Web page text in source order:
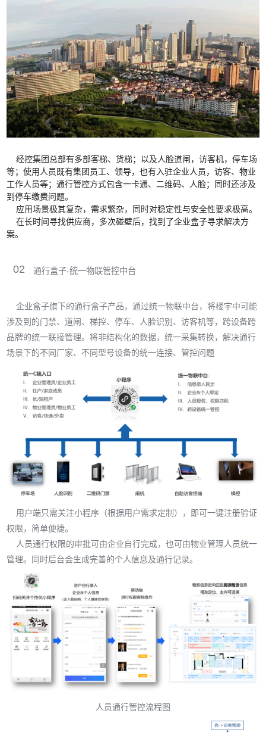
经控集团总部有多部客梯、货梯；以及人脸道闸，访客机，停车场
等；使用人员既有集团员工、领导，也有入驻企业人员，访客、物业
工作人员等；通行管控方式包含一卡通、二维码、人脸；同时还涉及
到停车缴费问题。
应用场景极其复杂，需求繁杂，同时对稳定性与安全性要求极高。
在长时间寻找供应商，多次碰壁后，找到了企业盒子寻求解决方
案。
02 通行盒子-统一物联管控中台
企业盒子旗下的通行盒子产品，通过统一物联中台，将楼宇中可能
涉及到的门禁、道闸、梯控、停车、人脸识别、访客机等，跨设备跨
品牌的统一联接管理。将非结构化的数据，统一采集转换，解决通行
场景下的不同厂家、不同型号设备的统一连接、管控问题
用户端只需关注小程序（根据用户需求定制），即可一键注册验证
权限，简单便捷。
人员通行权限的审批可由企业自行完成，也可由物业管理人员统一
管理。同时后台会生成完善的个人信息及通行记录。
人员通行管控流程图